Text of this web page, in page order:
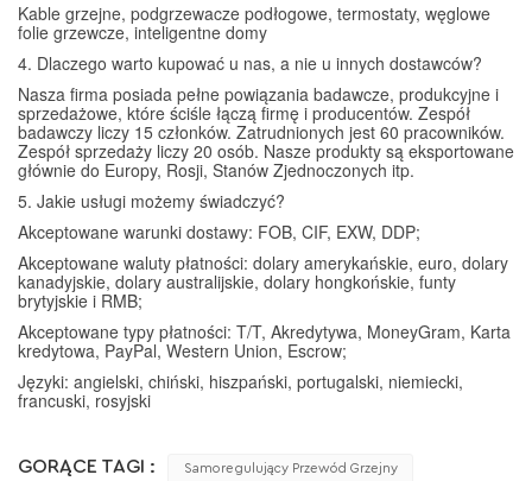
Kable grzejne, podgrzewacze podłogowe, termostaty, węglowe
folie grzewcze, inteligentne domy
4. Dlaczego warto kupować u nas, a nie u innych dostawców?
Nasza firma posiada pełne powiązania badawcze, produkcyjne i
sprzedażowe, które ściśle łączą firmę i producentów. Zespół
badawczy liczy 15 członków. Zatrudnionych jest 60 pracowników.
Zespół sprzedaży liczy 20 osób. Nasze produkty są eksportowane
głównie do Europy, Rosji, Stanów Zjednoczonych itp.
5. Jakie usługi możemy świadczyć?
Akceptowane warunki dostawy: FOB, CIF, EXW, DDP;
Akceptowane waluty płatności: dolary amerykańskie, euro, dolary
kanadyjskie, dolary australijskie, dolary hongkońskie, funty
brytyjskie i RMB;
Akceptowane typy płatności: T/T, Akredytywa, MoneyGram, Karta
kredytowa, PayPal, Western Union, Escrow;
Języki: angielski, chiński, hiszpański, portugalski, niemiecki,
francuski, rosyjski
GORĄCE TAGI : Samoregulujący Przewód Grzejny